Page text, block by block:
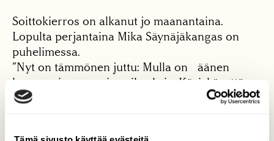
Soittokierros on alkanut jo maanantaina.
Lopulta perjantaina Mika Säynäjäkangas on
puhelimessa.
”Nyt on tämmönen juttu: Mulla on äänen
kanssa pirun suuria vaikeuksia. Käviskö, että
soittasitte maanantaina?”